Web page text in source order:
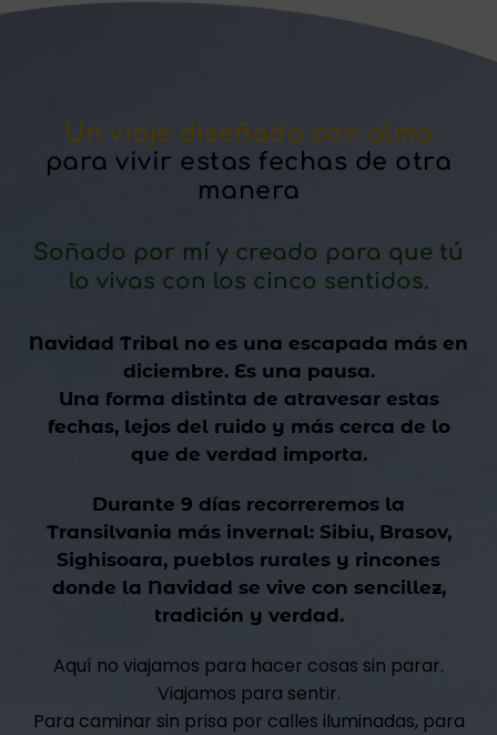
Un viaje diseñado con alma
para vivir estas fechas de otra
manera
Soñado por mí y creado para que tú
lo vivas con los cinco sentidos.
Navidad Tribal no es una escapada más en
diciembre. Es una pausa.
Una forma distinta de atravesar estas
fechas, lejos del ruido y más cerca de lo
que de verdad importa.
Durante 9 días recorreremos la
Transilvania más invernal: Sibiu, Brasov,
Sighisoara, pueblos rurales y rincones
donde la Navidad se vive con sencillez,
tradición y verdad.
Aquí no viajamos para hacer cosas sin parar.
Viajamos para sentir.
Para caminar sin prisa por calles iluminadas, para